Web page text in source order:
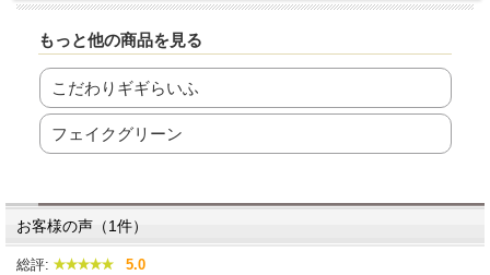
もっと他の商品を見る
こだわりギギらいふ
フェイクグリーン
お客様の声（1件）
総評: 5.0